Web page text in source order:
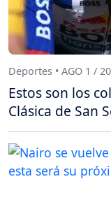
Deportes • AGO 1 /
Estos son los
Clásica de San